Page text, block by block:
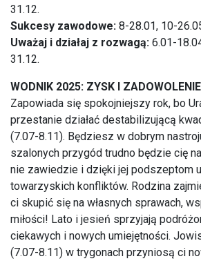
31.12.
Sukcesy zawodowe: 8-28.01, 10-
Uważaj i działaj z rozwagą: 6.01-
31.12.
WODNIK 2025: ZYSK I ZADOWOLENIE
Zapowiada się spokojniejszy rok, bo
przestanie działać destabilizującą
(7.07-8.11). Będziesz w dobrym
szalonych przygód trudno będzie cię
nie zawiedzie i dzięki jej podszeptom
towarzyskich konfliktów. Rodzina
ci skupić się na własnych sprawach,
miłości! Lato i jesień sprzyjają
ciekawych i nowych umiejętności.
(7.07-8.11) w trygonach przyniosą ci